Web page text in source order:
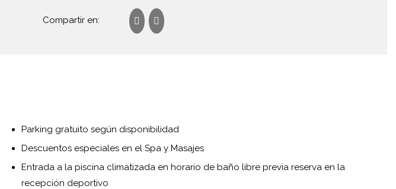
Compartir en:
Parking gratuito según disponibilidad
Descuentos especiales en el Spa y Masajes
Entrada a la piscina climatizada en horario de baño libre previa reserva en la
recepción deportivo